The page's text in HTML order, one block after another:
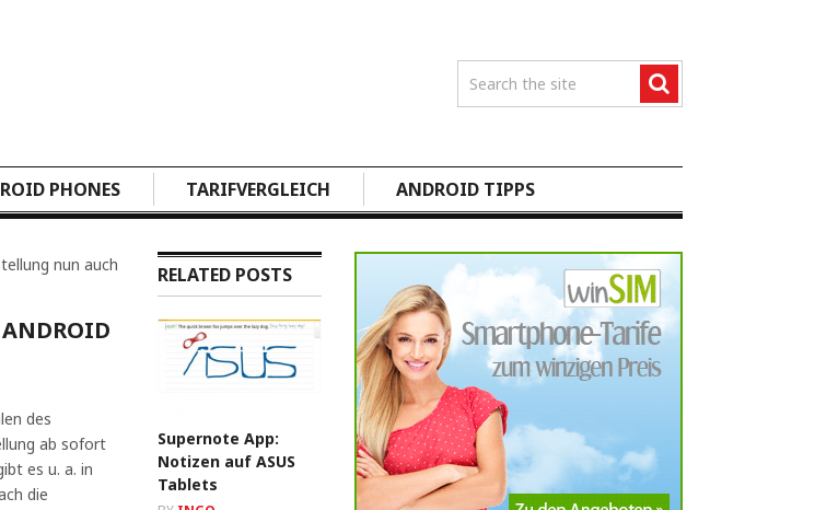
PHONES TARIFVERGLEICH ANDROID TIPPS
nun auch
des
ab sofort
es u. a. in
die
RELATED POSTS
Supernote App:
Notizen auf ASUS
Tablets